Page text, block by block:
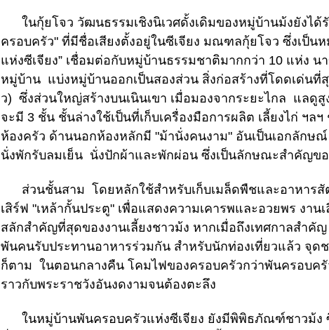
ในกุ้ยโจว วัฒนธรรมเชิงนิเวศดั้งเดิมของหมู่บ้านม้งยังได้
ครอบครัว" ที่มีชื่อเสียงตั้งอยู่ในซีเจียง มณฑลกุ้ยโจว ซึ่งเป็
แห่งซีเจียง” เชื่อมต่อกับหมู่บ้านธรรมชาติมากกว่า 10 แห่ง
หมู่บ้าน แบ่งหมู่บ้านออกเป็นสองส่วน สิ่งก่อสร้างที่โดดเด่นที่
ว) ซึ่งส่วนใหญ่สร้างบนเนินเขา เมื่อมองจากระยะไกล แลดู
จะมี 3 ชั้น ชั้นล่างใช้เป็นที่เก็บเครื่องมือการผลิต เลี้ยงไก่ ฯล
ห้องครัว ด้านนอกห้องหลักมี "ม้านั่งคนงาม" อันเป็นเอกลักษ
นั่งพักรับลมเย็น นั่งปักผ้าและพักผ่อน ซึ่งเป็นลักษณะสำคัญข
ส่วนชั้นสาม โดยหลักใช้สำหรับเก็บเมล็ดพืชและอาหารสั
เสิร์ฟ "เหล้ากั้นประตู" เพื่อแสดงความเคารพและอวยพร งา
สลักสำคัญที่สุดของงานเลี้ยงชาวม้ง หากเมื่อถึงเทศกาลสำ
พันคนรับประทานอาหารร่วมกัน สำหรับนักท่องเที่ยวแล้ว จุด
ก็ตาม ในตอนกลางคืน โคมไฟของครอบครัวกว่าพันครอบค
ราวกับพระราชวังอันงดงามจนต้องตะลึง
ในหมู่บ้านพันครอบครัวแห่งซีเจียง ยังมีพิพิธภัณฑ์ชาวม้ง ซึ่